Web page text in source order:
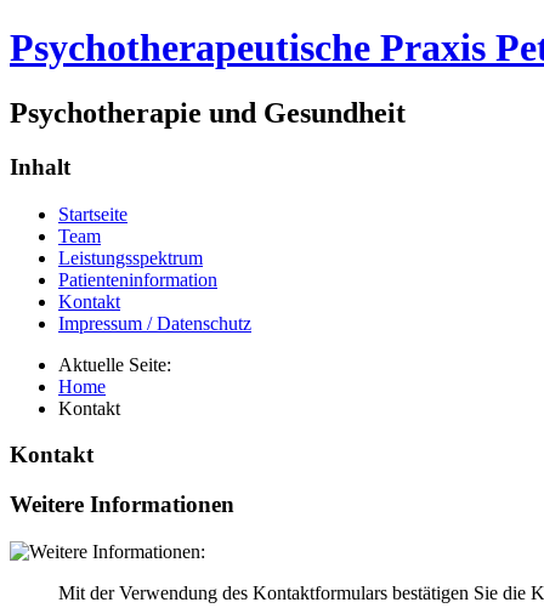
Psychotherapeutische Praxis
Psychotherapie und Gesundheit
Inhalt
Startseite
Team
Leistungsspektrum
Patienteninformation
Kontakt
Impressum / Datenschutz
Aktuelle Seite:
Home
Kontakt
Kontakt
Weitere Informationen
Mit der Verwendung des Kontaktformulars bestätigen Sie die